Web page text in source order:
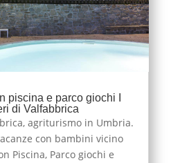
piscina e parco giochi I
di Valfabbrica
agriturismo in Umbria.
con bambini vicino
Piscina, Parco giochi e